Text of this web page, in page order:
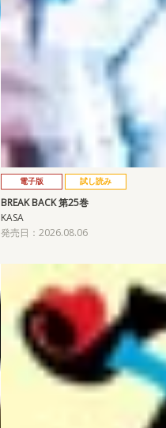
電子版 試し読み
BREAK BACK 第25巻
KASA
発売日：2026.08.06